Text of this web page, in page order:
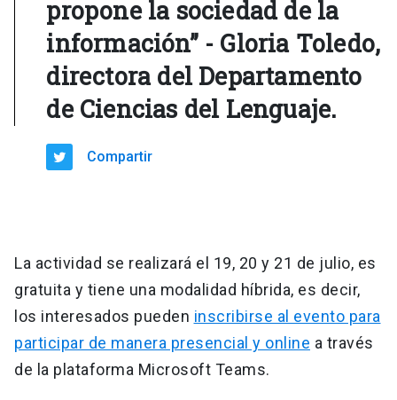
propone la sociedad de la
información” - Gloria Toledo,
directora del Departamento
de Ciencias del Lenguaje.
Compartir
La actividad se realizará el 19, 20 y 21 de julio, es
gratuita y tiene una modalidad híbrida, es decir,
los interesados pueden inscribirse al evento para
participar de manera presencial y online a través
de la plataforma Microsoft Teams.